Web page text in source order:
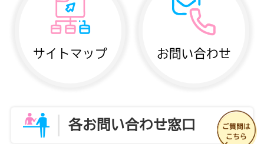
サイトマップ お問い合わせ
各お問い合わせ窓口